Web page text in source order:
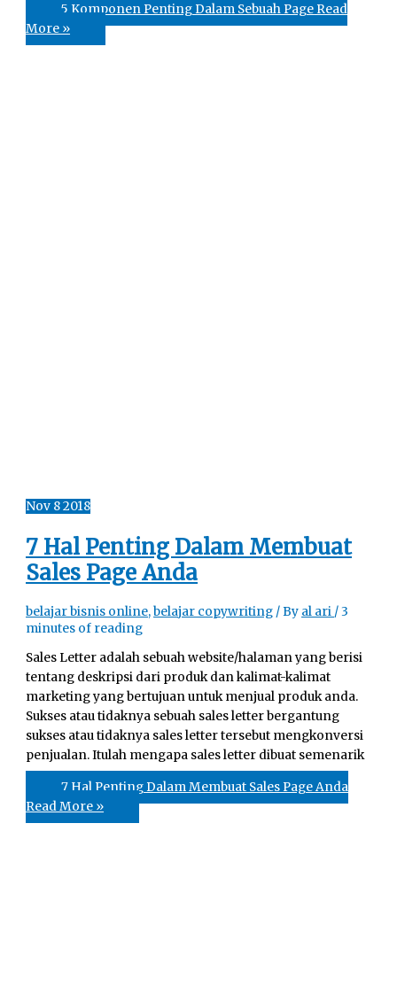
5 Komponen Penting Dalam Sebuah Page Read
More »
Nov 82018
7 Hal Penting Dalam Membuat
Sales Page Anda
belajar bisnis online,belajar copywriting / By al ari /3
minutes of reading
Sales Letter adalah sebuah website/halaman yang berisi
tentang deskripsi dari produk dan kalimat-kalimat
marketing yang bertujuan untuk menjual produk anda.
Sukses atau tidaknya sebuah sales letter bergantung
sukses atau tidaknya sales letter tersebut mengkonversi
penjualan. Itulah mengapa sales letter dibuat semenarik
7 Hal Penting Dalam Membuat Sales Page Anda
Read More »